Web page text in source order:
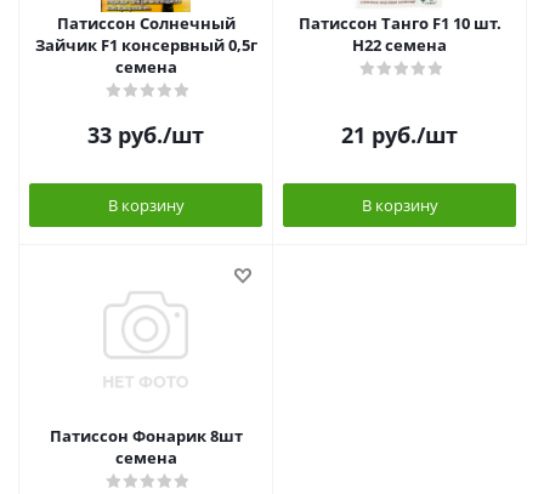
Патиссон Солнечный
Зайчик F1 консервный 0,5г
семена
33 руб./шт
В корзину
Патиссон Танго F1 10 шт.
Н22 семена
21 руб./шт
В корзину
Патиссон Фонарик 8шт
семена